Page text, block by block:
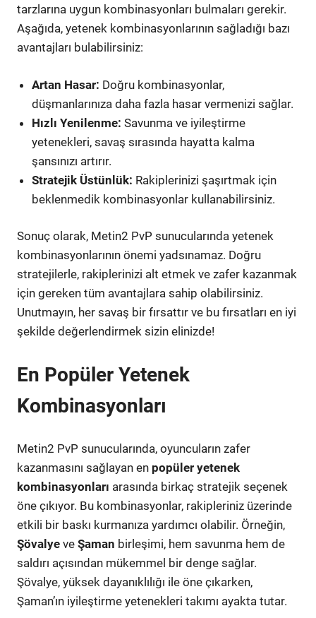
tarzlarına uygun kombinasyonları bulmaları gerekir.
Aşağıda, yetenek kombinasyonlarının sağladığı bazı
avantajları bulabilirsiniz:
Artan Hasar: Doğru kombinasyonlar,
düşmanlarınıza daha fazla hasar vermenizi sağlar.
Hızlı Yenilenme: Savunma ve iyileştirme
yetenekleri, savaş sırasında hayatta kalma
şansınızı artırır.
Stratejik Üstünlük: Rakiplerinizi şaşırtmak için
beklenmedik kombinasyonlar kullanabilirsiniz.
Sonuç olarak, Metin2 PvP sunucularında yetenek
kombinasyonlarının önemi yadsınamaz. Doğru
stratejilerle, rakiplerinizi alt etmek ve zafer kazanmak
için gereken tüm avantajlara sahip olabilirsiniz.
Unutmayın, her savaş bir fırsattır ve bu fırsatları en iyi
şekilde değerlendirmek sizin elinizde!
En Popüler Yetenek
Kombinasyonları
Metin2 PvP sunucularında, oyuncuların zafer
kazanmasını sağlayan en popüler yetenek
kombinasyonları arasında birkaç stratejik seçenek
öne çıkıyor. Bu kombinasyonlar, rakipleriniz üzerinde
etkili bir baskı kurmanıza yardımcı olabilir. Örneğin,
Şövalye ve Şaman birleşimi, hem savunma hem de
saldırı açısından mükemmel bir denge sağlar.
Şövalye, yüksek dayanıklılığı ile öne çıkarken,
Şaman’ın iyileştirme yetenekleri takımı ayakta tutar.